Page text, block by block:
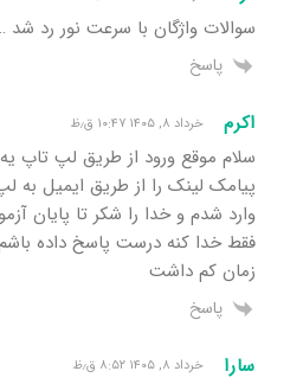
سوالات واژگان با سرعت نور رد شد
پاسخ
اکرم خرداد ۸, ۱۴۰۵ ۱۰:۴۷ ق٫ظ
سلام موقع ورود از طریق لپ تاپ
پیامک لینک را از طریق ایمیل به
وارد شدم و خدا را شکر تا پایان
فقط خدا کنه درست پاسخ داده
زمان کم داشت
پاسخ
سارا خرداد ۸, ۱۴۰۵ ۸:۵۲ ق٫ظ